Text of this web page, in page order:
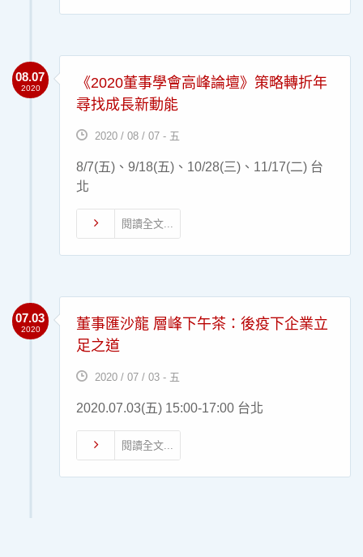
08.07
2020
《2020董事學會高峰論壇》策略轉折年
尋找成長新動能
2020 / 08 / 07 - 五
8/7(五)、9/18(五)、10/28(三)、11/17(二) 台
北
閱讀全文...
07.03
2020
董事匯沙龍 層峰下午茶：後疫下企業立
足之道
2020 / 07 / 03 - 五
2020.07.03(五) 15:00-17:00 台北
閱讀全文...